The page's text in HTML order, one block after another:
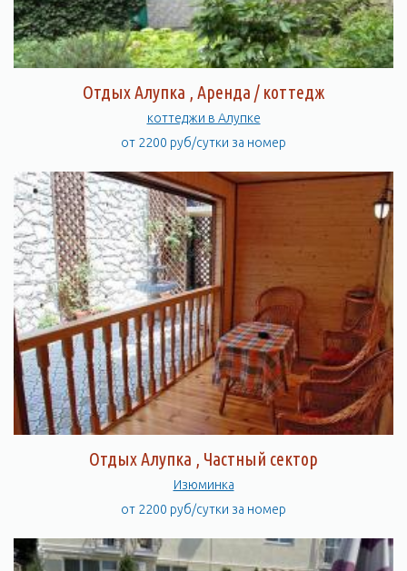
Отдых Алупка , Аренда / коттедж
коттеджи в Алупке
от 2200 руб/сутки за номер
Отдых Алупка , Частный сектор
Изюминка
от 2200 руб/сутки за номер